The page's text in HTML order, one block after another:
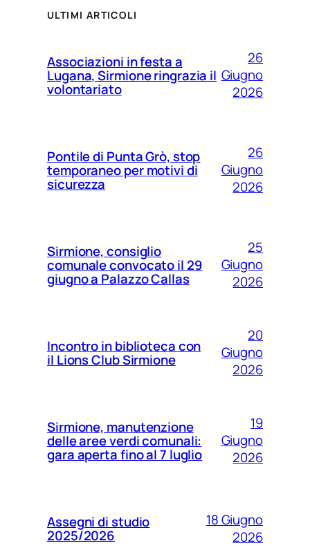
ULTIMI ARTICOLI
Associazioni in festa a
Lugana, Sirmione ringrazia il
volontariato
26
Giugno
2026
Pontile di Punta Grò, stop
temporaneo per motivi di
sicurezza
26
Giugno
2026
Sirmione, consiglio
comunale convocato il 29
giugno a Palazzo Callas
25
Giugno
2026
Incontro in biblioteca con
il Lions Club Sirmione
20
Giugno
2026
Sirmione, manutenzione
delle aree verdi comunali:
gara aperta fino al 7 luglio
19
Giugno
2026
Assegni di studio
2025/2026
18 Giugno
2026